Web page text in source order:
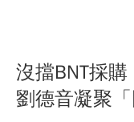
沒擋BNT採
劉德音凝聚